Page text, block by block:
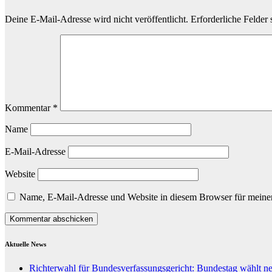
Deine E-Mail-Adresse wird nicht veröffentlicht. Erforderliche Felder
Kommentar *
Name
E-Mail-Adresse
Website
Name, E-Mail-Adresse und Website in diesem Browser für
Aktuelle News
Richterwahl für Bundesverfassungsgericht: Bundestag wählt